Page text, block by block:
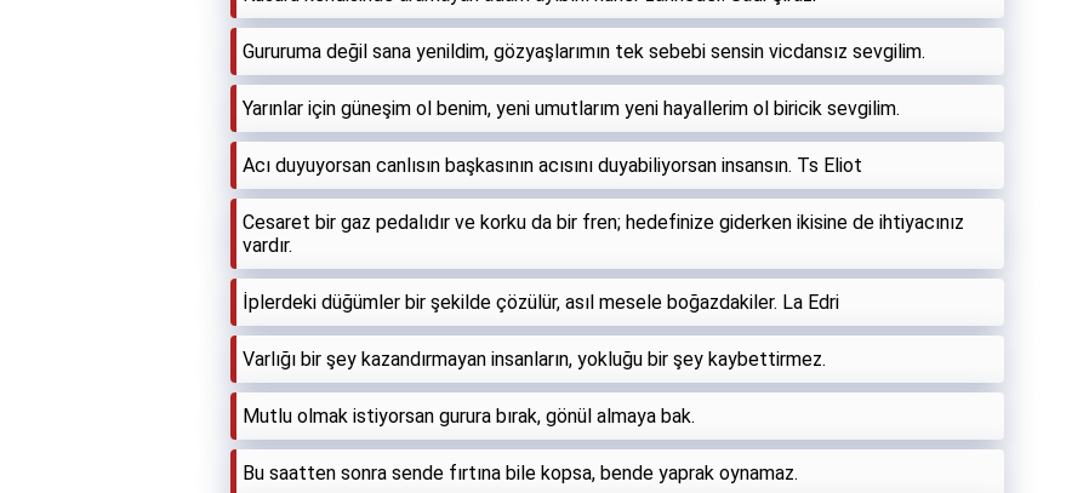
Gururuma değil sana yenildim, gözyaşlarımın tek sebebi sensin vicdansız sevgilim.
Yarınlar için güneşim ol benim, yeni umutlarım yeni hayallerim ol biricik sevgilim.
Acı duyuyorsan canlısın başkasının acısını duyabiliyorsan insansın. Ts Eliot
Cesaret bir gaz pedalıdır ve korku da bir fren; hedefinize giderken ikisine de ihtiyacınız
vardır.
İplerdeki düğümler bir şekilde çözülür, asıl mesele boğazdakiler. La Edri
Varlığı bir şey kazandırmayan insanların, yokluğu bir şey kaybettirmez.
Mutlu olmak istiyorsan gurura bırak, gönül almaya bak.
Bu saatten sonra sende fırtına bile kopsa, bende yaprak oynamaz.